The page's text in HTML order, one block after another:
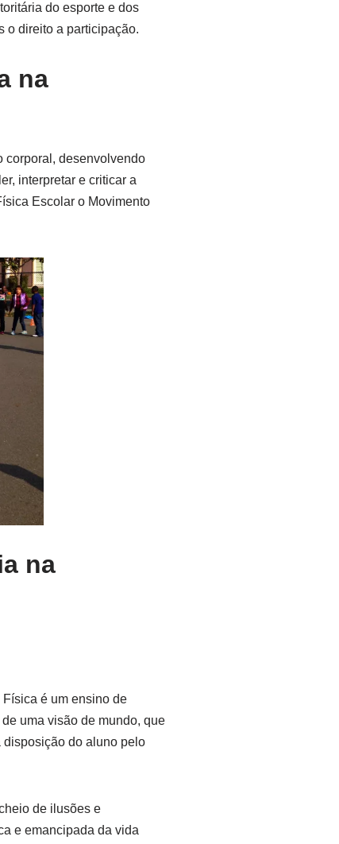
do esporte e dos
o direito a participação.
na
corporal, desenvolvendo
interpretar e criticar a
Escolar o Movimento
na
é um ensino de
uma visão de mundo, que
disposição do aluno pelo
de ilusões e
e emancipada da vida